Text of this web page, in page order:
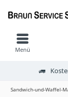
Menü
Sandwich-und-Waffel-